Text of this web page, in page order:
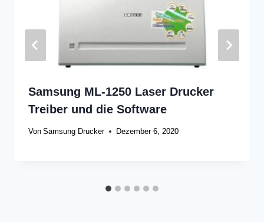
Samsung ML-1250 Laser Drucker
Treiber und die Software
Von Samsung Drucker Dezember 6, 2020